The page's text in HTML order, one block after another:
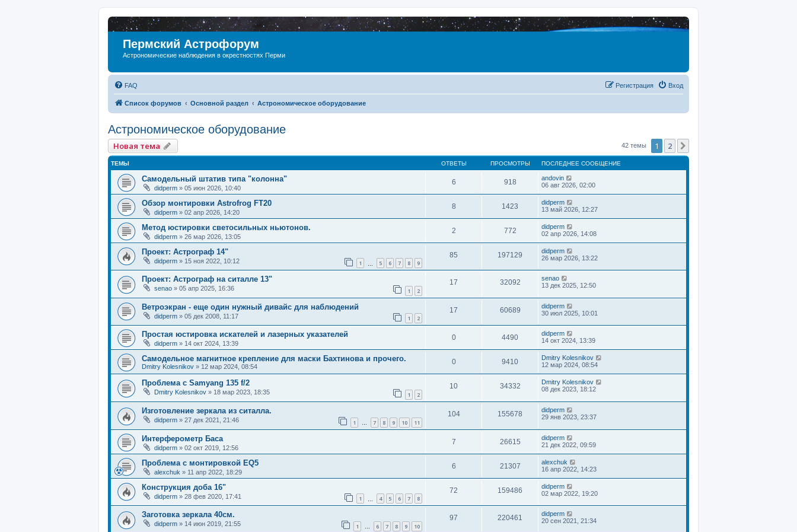
Пермский Астрофорум
Астрономические наблюдения в окрестностях Перми
FAQ Вход
Регистрация
Список форумов Основной раздел Астрономическое оборудование
Астрономическое оборудование
Новая тема 42 темы 1 2
ТЕМЫ ОТВЕТЫ ПРОСМОТРЫ ПОСЛЕДНЕЕ СООБЩЕНИЕ
Самодельный штатив типа "колонна"
didperm » 05 июн 2026, 10:40
6 918
andovin
06 авг 2026, 02:00
Обзор монтировки Astrofrog FT20
didperm » 02 апр 2026, 14:20
8 1423
didperm
13 май 2026, 12:27
Метод юстировки светосильных ньютонов.
didperm » 26 мар 2026, 13:05
2 772
didperm
02 апр 2026, 14:08
Проект: Астрограф 14"
didperm » 15 ноя 2022, 10:12 1 5 6 7 8 9
85 197129
didperm
26 мар 2026, 13:22
Проект: Астрограф на ситалле 13"
senao » 05 апр 2025, 16:36 1 2
17 32092
senao
13 дек 2025, 12:50
Ветроэкран - еще один нужный дивайс для наблюдений
didperm » 05 дек 2008, 11:17 1 2
17 60689
didperm
30 июл 2025, 10:01
Простая юстировка искателей и лазерных указателей
didperm » 14 окт 2024, 13:39
0 4490
didperm
14 окт 2024, 13:39
Самодельное магнитное крепление для маски Бахтинова и прочего.
Dmitry Kolesnikov » 12 мар 2024, 08:54
0 9410
Dmitry Kolesnikov
12 мар 2024, 08:54
Проблема с Samyang 135 f/2
Dmitry Kolesnikov » 18 мар 2023, 18:35 1 2
10 34332
Dmitry Kolesnikov
08 дек 2023, 18:12
Изготовление зеркала из ситалла.
didperm » 27 дек 2021, 21:46 1 … 7 8 9 10 11
104 155678
didperm
29 янв 2023, 23:37
Интерферометр Баса
didperm » 02 окт 2019, 12:56
7 26615
didperm
21 дек 2022, 09:59
Проблема с монтировкой EQ5
alexchuk » 11 апр 2022, 18:29
6 21307
alexchuk
16 апр 2022, 14:23
Конструкция доба 16"
didperm » 28 фев 2020, 17:41 1 4 5 6 7 8
72 159486
didperm
02 мар 2022, 19:20
Заготовка зеркала 40см.
didperm » 14 июн 2019, 21:55 1 … 6 7 8 9 10
97 220461
didperm
20 сен 2021, 21:34